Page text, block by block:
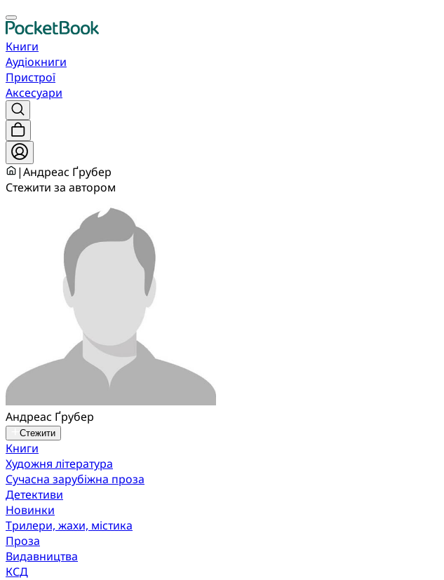
Книги
Аудіокниги
Пристрої
Аксесуари
|Андреас Ґрубер
Стежити за автором
Андреас Ґрубер
Стежити
Книги
Художня література
Сучасна зарубіжна проза
Детективи
Новинки
Трилери, жахи, містика
Проза
Видавництва
КСД